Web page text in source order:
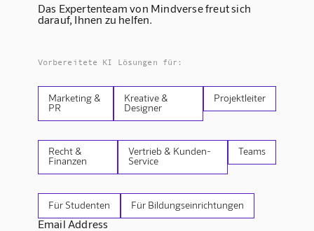
Das Expertenteam von Mindverse freut sich
darauf, Ihnen zu helfen.
Vorbereitete KI Lösungen für:
Marketing &
PR
Kreative &
Designer
Projektleiter
Recht &
Finanzen
Vertrieb & Kunden-
Service
Teams
Für Studenten Für Bildungseinrichtungen
Email Address